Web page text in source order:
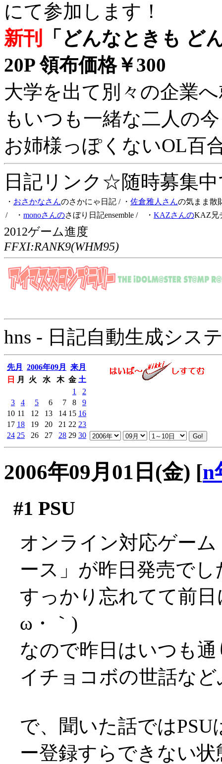
にて参加します！
新刊
「どんなときも ど
20P 領布価格￥300
大学を出て別々の企業
もいつも一緒な二人の
お姉様っぽくないOL百
日記リンク☆随時募集
・ おさかなさんのさかにゃ日記 / ・ 佐倉雅人さんの気まま散
/ ・ monoさんのさぼり日記ensemble / ・ KAZさんのKAZ兄
2012ゲーム進度
FFXI:RANK9(WHM95)
hns - 日記自動生成シス
先月 2006年09月
来月
日
月 火 水 木 金 土
1
2
3
4 5 6 7 8
9
10 11 12 13 14 15 16
17 18 19 20 21 22 23
24 25 26 27 28 29 30
2006年09月01日(金) [n
#1 PSU
オンライン対応ゲー
ース」が昨日発売でし
すっかり忘れてて前日
ω・｀)
なので昨日はいつも
イチョコボの世話な
で、聞いた話では
ー登録すらできない